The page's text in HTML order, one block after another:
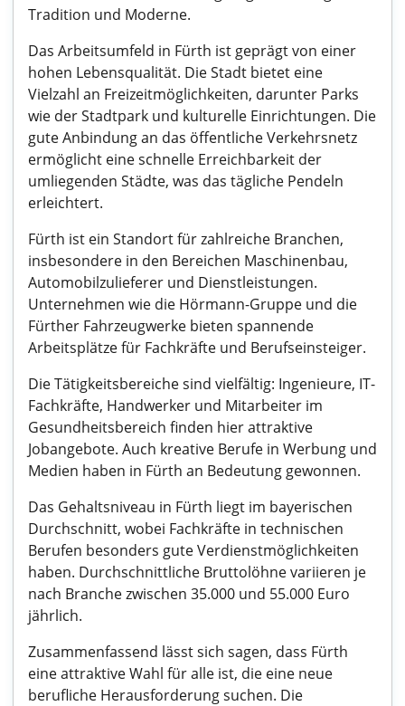
Tradition und Moderne.
Das Arbeitsumfeld in Fürth ist geprägt von einer
hohen Lebensqualität. Die Stadt bietet eine
Vielzahl an Freizeitmöglichkeiten, darunter Parks
wie der Stadtpark und kulturelle Einrichtungen. Die
gute Anbindung an das öffentliche Verkehrsnetz
ermöglicht eine schnelle Erreichbarkeit der
umliegenden Städte, was das tägliche Pendeln
erleichtert.
Fürth ist ein Standort für zahlreiche Branchen,
insbesondere in den Bereichen Maschinenbau,
Automobilzulieferer und Dienstleistungen.
Unternehmen wie die Hörmann-Gruppe und die
Fürther Fahrzeugwerke bieten spannende
Arbeitsplätze für Fachkräfte und Berufseinsteiger.
Die Tätigkeitsbereiche sind vielfältig: Ingenieure, IT-
Fachkräfte, Handwerker und Mitarbeiter im
Gesundheitsbereich finden hier attraktive
Jobangebote. Auch kreative Berufe in Werbung und
Medien haben in Fürth an Bedeutung gewonnen.
Das Gehaltsniveau in Fürth liegt im bayerischen
Durchschnitt, wobei Fachkräfte in technischen
Berufen besonders gute Verdienstmöglichkeiten
haben. Durchschnittliche Bruttolöhne variieren je
nach Branche zwischen 35.000 und 55.000 Euro
jährlich.
Zusammenfassend lässt sich sagen, dass Fürth
eine attraktive Wahl für alle ist, die eine neue
berufliche Herausforderung suchen. Die